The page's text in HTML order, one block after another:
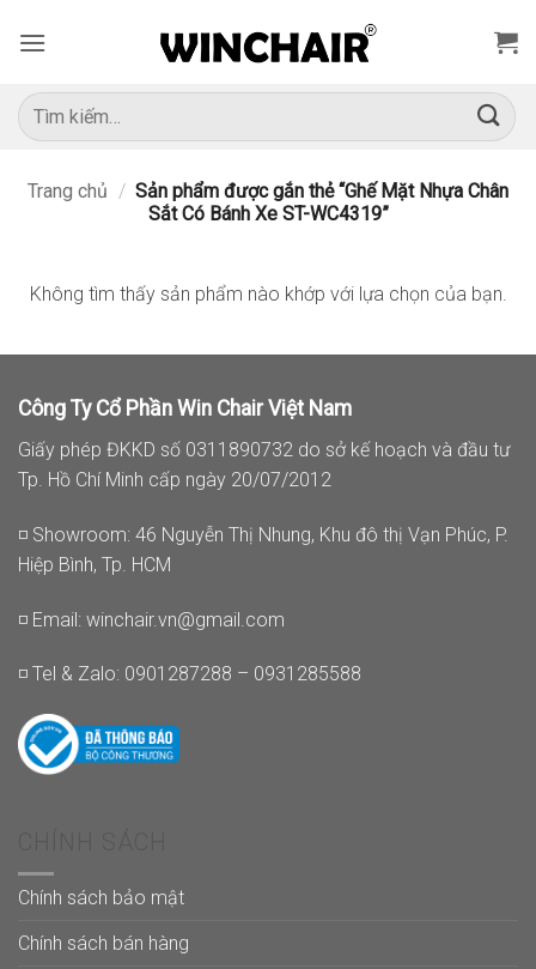
qua
dung
Tìm
kiếm:
Trang chủ / Sản phẩm được gắn thẻ “Ghế Mặt Nhựa Chân
Sắt Có Bánh Xe ST-WC4319”
Không tìm thấy sản phẩm nào khớp với lựa chọn của bạn.
Công Ty Cổ Phần Win Chair Việt Nam
Giấy phép ĐKKD số 0311890732 do sở kế hoạch và đầu tư
Tp. Hồ Chí Minh cấp ngày 20/07/2012
◽ Showroom: 46 Nguyễn Thị Nhung, Khu đô thị Vạn Phúc, P.
Hiệp Bình, Tp. HCM
◽ Email: winchair.vn@gmail.com
◽ Tel & Zalo: 0901287288 – 0931285588
Chính sách bảo mật
Chính sách bán hàng